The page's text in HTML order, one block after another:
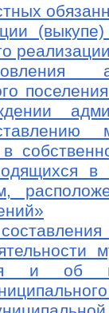
в
и об